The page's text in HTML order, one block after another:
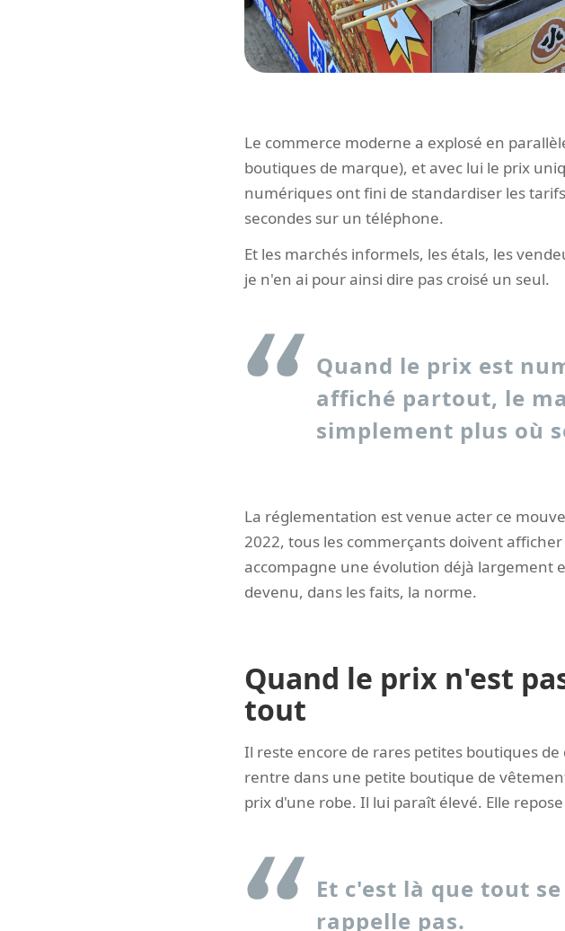
Le commerce moderne a explosé en
boutiques de marque), et avec lui le prix
numériques ont fini de standardiser les
secondes sur un téléphone.
Et les marchés informels, les étals, les
je n'en ai pour ainsi dire pas croisé un seul.
Quand le prix est
affiché partout, le
simplement plus où
La réglementation est venue acter ce
2022, tous les commerçants doivent
accompagne une évolution déjà largement
devenu, dans les faits, la norme.
Quand le prix n'est
tout
Il reste encore de rares petites boutiques
rentre dans une petite boutique de
prix d'une robe. Il lui paraît élevé. Elle
Et c'est là que tout
rappelle pas.